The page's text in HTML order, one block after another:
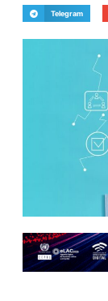
Telegram